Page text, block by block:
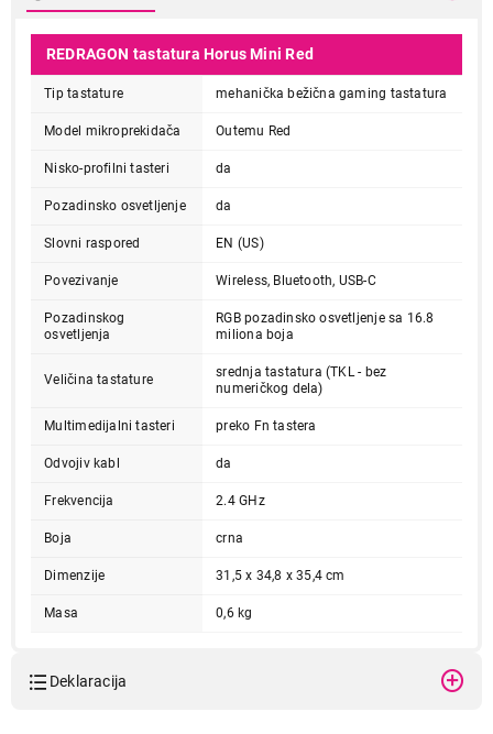
REDRAGON tastatura Horus Mini Red
Tip tastature mehanička bežična gaming tastatura
Model mikroprekidača Outemu Red
Nisko-profilni tasteri da
Pozadinsko osvetljenje da
Slovni raspored EN (US)
Povezivanje Wireless, Bluetooth, USB-C
Pozadinskog
osvetljenja
RGB pozadinsko osvetljenje sa 16.8
miliona boja
Veličina tastature
srednja tastatura (TKL - bez
numeričkog dela)
Multimedijalni tasteri preko Fn tastera
Odvojiv kabl da
Frekvencija 2.4 GHz
Boja crna
Dimenzije 31,5 x 34,8 x 35,4 cm
Masa 0,6 kg
Deklaracija